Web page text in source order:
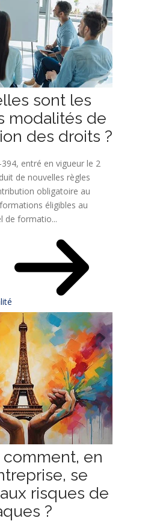
sont les
modalités de
des droits ?
entré en vigueur le 2
de nouvelles règles
obligatoire au
éligibles au
de formatio...
comment, en
se
risques de
?